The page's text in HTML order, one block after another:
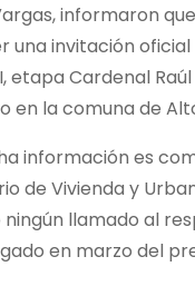
informaron
una invitación
etapa Cardenal
en la comuna de
información es
de Vivienda y
llamado al
en marzo del